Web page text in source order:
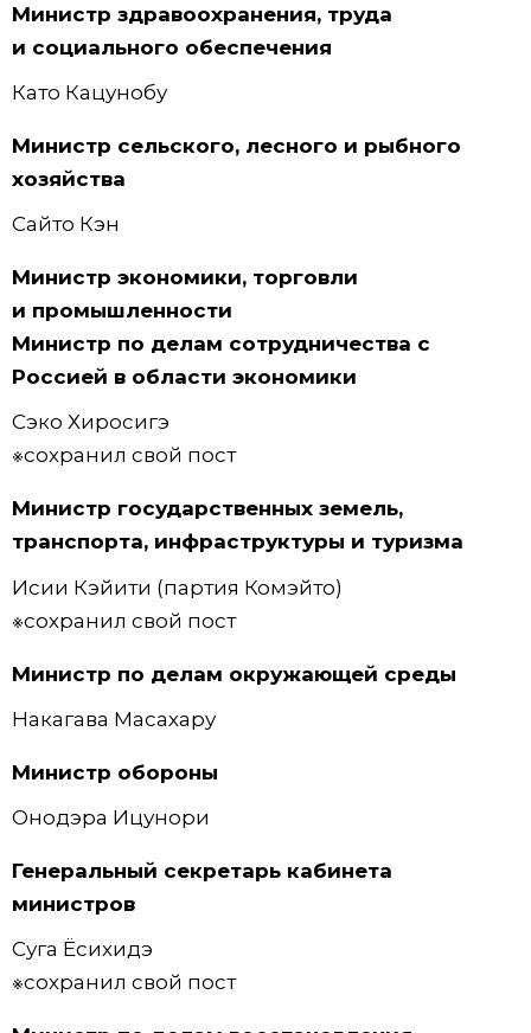
Министр здравоохранения, труда
и социального обеспечения
Като Кацунобу
Министр сельского, лесного и рыбного
хозяйства
Сайто Кэн
Министр экономики, торговли
и промышленности
Министр по делам сотрудничества с
Россией в области экономики
Сэко Хиросигэ
※сохранил свой пост
Министр государственных земель,
транспорта, инфраструктуры и туризма
Исии Кэйити (партия Комэйто)
※сохранил свой пост
Министр по делам окружающей среды
Накагава Масахару
Министр обороны
Онодэра Ицунори
Генеральный секретарь кабинета
министров
Суга Ёсихидэ
※сохранил свой пост